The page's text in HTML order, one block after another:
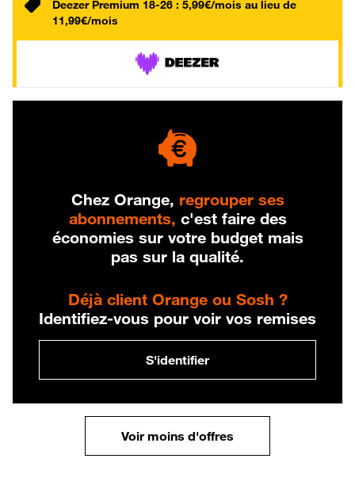
Deezer Premium 18-26 : 5,99€/mois au lieu de
11,99€/mois
Chez Orange, regrouper ses
abonnements, c'est faire des
économies sur votre budget mais
pas sur la qualité.
Déjà client Orange ou Sosh ?
Identifiez-vous pour voir vos remises
S'identifier
Voir moins d'offres